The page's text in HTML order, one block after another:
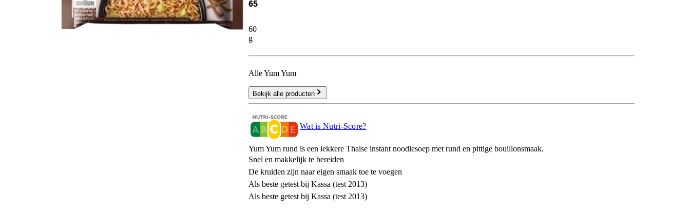
65
60
g
Alle Yum Yum
Bekijk alle producten
Wat is Nutri-Score?
Yum Yum rund is een lekkere Thaise instant noodlesoep met rund en pittige bouillonsmaak.
Snel en makkelijk te bereiden
De kruiden zijn naar eigen smaak toe te voegen
Als beste getest bij Kassa (test 2013)
Als beste getest bij Kassa (test 2013)